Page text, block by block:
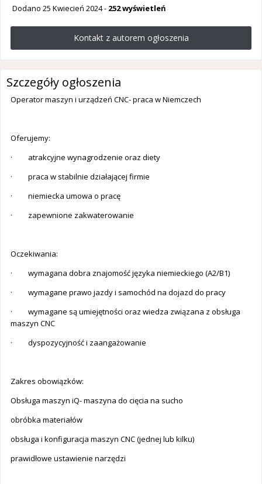
Dodano 25 Kwiecień 2024- 252 wyświetleń
Kontakt z autorem ogłoszenia
Szczegóły ogłoszenia
Operator maszyn i urządzeń CNC- praca w Niemczech
Oferujemy:
· atrakcyjne wynagrodzenie oraz diety
· praca w stabilnie działającej firmie
· niemiecka umowa o pracę
· zapewnione zakwaterowanie
Oczekiwania:
· wymagana dobra znajomość języka niemieckiego (A2/B1)
· wymagane prawo jazdy i samochód na dojazd do pracy
· wymagane są umiejętności oraz wiedza związana z obsługa
maszyn CNC
· dyspozycyjność i zaangażowanie
Zakres obowiązków:
Obsługa maszyn iQ- maszyna do cięcia na sucho
obróbka materiałów
obsługa i konfiguracja maszyn CNC (jednej lub kilku)
prawidłowe ustawienie narzędzi